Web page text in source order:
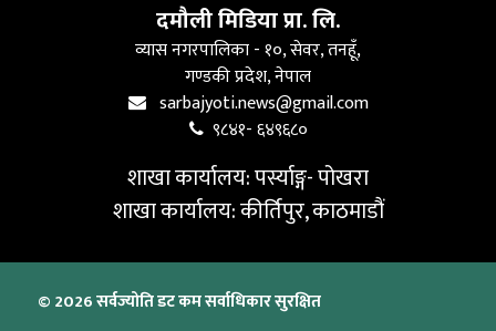
दमौली मिडिया प्रा. लि.
व्यास नगरपालिका - १०, सेवर, तनहूँ,
गण्डकी प्रदेश, नेपाल
sarbajyoti.news@gmail.com
९८४१- ६४९६८०
शाखा कार्यालय: पर्स्याङ्ग- पोखरा
शाखा कार्यालय: कीर्तिपुर, काठमाडौं
© 2026 सर्वज्योति डट कम सर्वाधिकार सुरक्षित